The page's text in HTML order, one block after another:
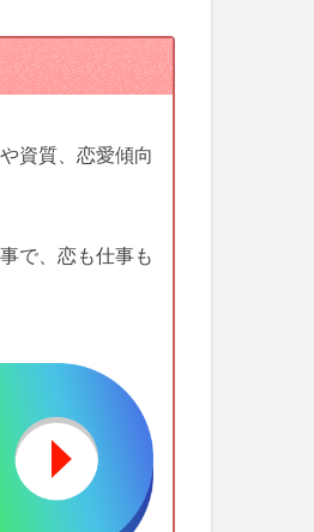
資質、恋愛傾向
で、恋も仕事も